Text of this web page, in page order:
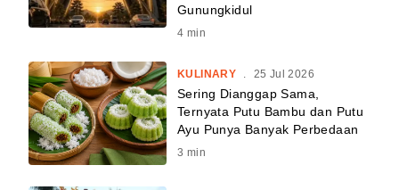
Gunungkidul
4 min
KULINARY . 25 Jul 2026
Sering Dianggap Sama,
Ternyata Putu Bambu dan Putu
Ayu Punya Banyak Perbedaan
3 min